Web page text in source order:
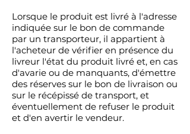
Lorsque le produit est livré à l'adresse
indiquée sur le bon de commande
par un transporteur, il appartient à
l'acheteur de vérifier en présence du
livreur l'état du produit livré et, en cas
d'avarie ou de manquants, d'émettre
des réserves sur le bon de livraison ou
sur le récépissé de transport, et
éventuellement de refuser le produit
et d'en avertir le vendeur.